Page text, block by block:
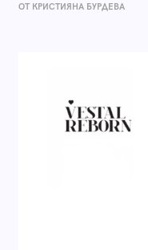
ОТ КРИСТИЯНА БУРДЕВА